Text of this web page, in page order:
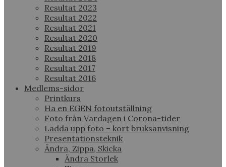
Resultat 2023
Resultat 2022
Resultat 2021
Resultat 2020
Resultat 2019
Resultat 2018
Resultat 2017
Resultat 2016
Medlems-sidor
Printkurs
Ha en EGEN fotoutställning
Foto från Vardagen i Corona-tider
Ladda upp foto – kort bruksanvisning
Presentationsteknik
Ändra, Zippa, Skicka
Ändra Storlek